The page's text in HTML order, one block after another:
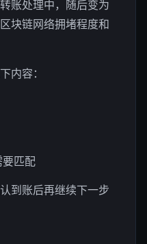
账处理中，随后变为
块链网络拥堵程度和
内容：
匹配
到账后再继续下一步